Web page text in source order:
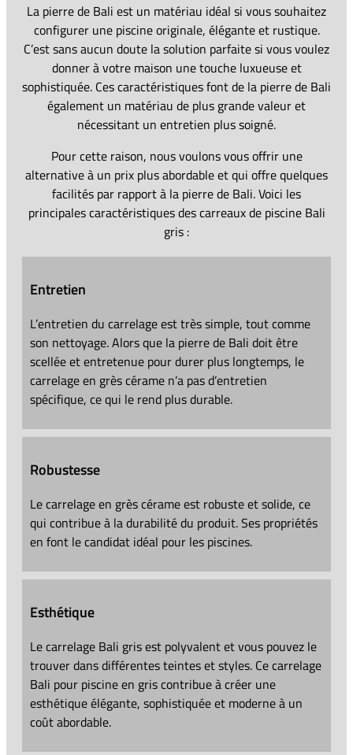
La pierre de Bali est un matériau idéal si vous souhaitez
configurer une piscine originale, élégante et rustique.
C’est sans aucun doute la solution parfaite si vous voulez
donner à votre maison une touche luxueuse et
sophistiquée. Ces caractéristiques font de la pierre de Bali
également un matériau de plus grande valeur et
nécessitant un entretien plus soigné.
Pour cette raison, nous voulons vous offrir une
alternative à un prix plus abordable et qui offre quelques
facilités par rapport à la pierre de Bali. Voici les
principales caractéristiques des carreaux de piscine Bali
gris :
Entretien
L’entretien du carrelage est très simple, tout comme
son nettoyage. Alors que la pierre de Bali doit être
scellée et entretenue pour durer plus longtemps, le
carrelage en grès cérame n’a pas d’entretien
spécifique, ce qui le rend plus durable.
Robustesse
Le carrelage en grès cérame est robuste et solide, ce
qui contribue à la durabilité du produit. Ses propriétés
en font le candidat idéal pour les piscines.
Esthétique
Le carrelage Bali gris est polyvalent et vous pouvez le
trouver dans différentes teintes et styles. Ce carrelage
Bali pour piscine en gris contribue à créer une
esthétique élégante, sophistiquée et moderne à un
coût abordable.